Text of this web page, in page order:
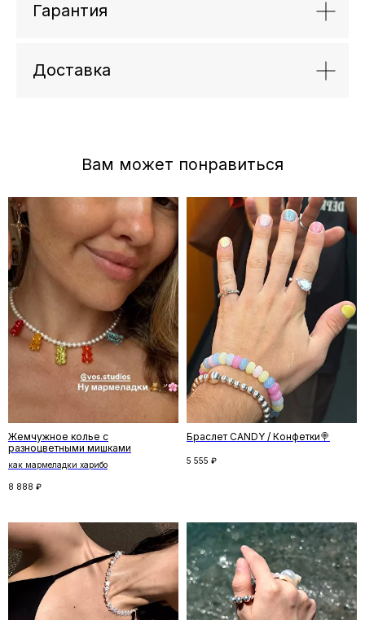
Гарантия
Доставка
Жемчужное колье с
разноцветными мишками
как мармеладки харибо
8 888 ₽
Браслет CANDY / Конфетки🍭
5 555 ₽
Отзывы ←
Скидка на первый заказ